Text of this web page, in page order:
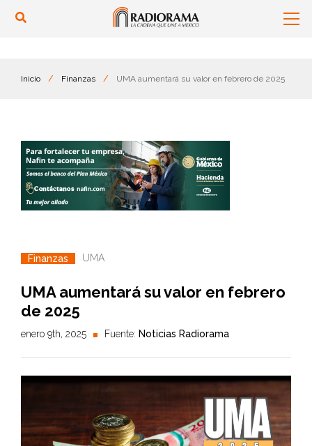
Inicio / Finanzas / UMA aumentará su valor en febrero de 2025
Finanzas UMA
UMA aumentará su valor en febrero
de 2025
enero 9th, 2025 Fuente: Noticias Radiorama